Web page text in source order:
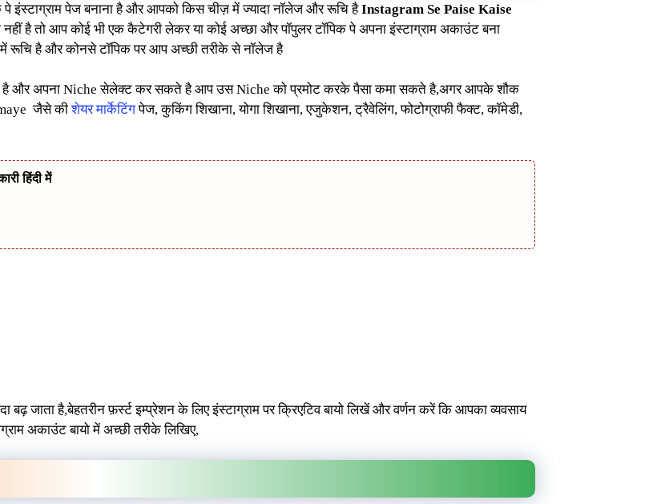
पेज बनाना है और आपको किस चीज़ में ज्यादा नॉलेज और रूचि हैInstagram Se Paise Kaise
है तो आप कोई भी एक कैटेगरी लेकर या कोई अच्छा और पॉपुलर टॉपिक पे अपना इंस्टाग्राम अकाउंट बना
रूचि है और कोनसे टॉपिक पर आप अच्छी तरीके से नॉलेज है
है और अपना Niche सेलेक्ट कर सकते है आप उस Niche को प्रमोट करके पैसा कमा सकते है,अगर आपके शौक
जैसे कीशेयर मार्केटिंगपेज, कुकिंग शिखाना, योगा शिखाना, एजुकेशन, ट्रैवेलिंग, फोटोग्राफी फैक्ट, कॉमेडी,
हिंदी में
जाता है,बेहतरीन फ़र्स्ट इम्प्रेशन के लिए इंस्टाग्राम पर क्रिएटिव बायो लिखें और वर्णन करें कि आपका व्यवसाय
अकाउंट बायो में अच्छी तरीके लिखिए,